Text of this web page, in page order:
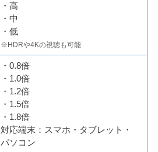
・高
・中
・低
※HDRや4Kの視聴も可能
・0.8倍
・1.0倍
・1.2倍
・1.5倍
・1.8倍
対応端末：スマホ・タブレット・
パソコン